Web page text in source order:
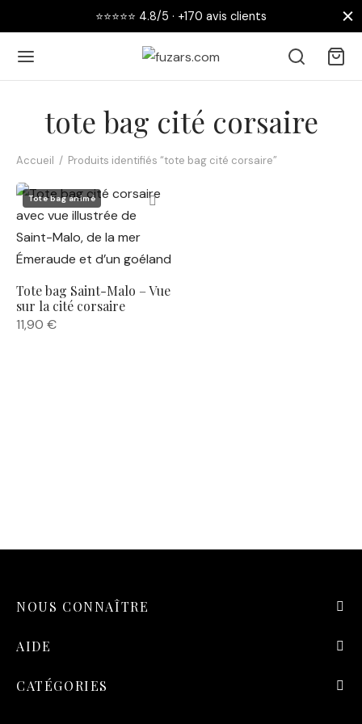
⭐⭐⭐⭐⭐ 4.8/5 · +170 avis clients
tote bag cité corsaire
Accueil / Produits identifiés “tote bag cité corsaire”
Tote bag animé
Tote bag Saint-Malo – Vue
sur la cité corsaire
11,90 €
NOUS CONNAÎTRE
AIDE
CATÉGORIES
Retour
AFFICHES